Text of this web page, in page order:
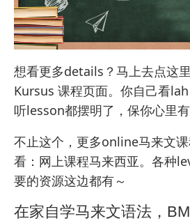
想看更多details？马上去点这
Kursus 课程页面。你自己看
听lesson都摆明了，保你心里有
不止这个，更多online马来文
看： 网上课程马来西亚。各种
要的资源这边都有～
在家自学马来文语法，